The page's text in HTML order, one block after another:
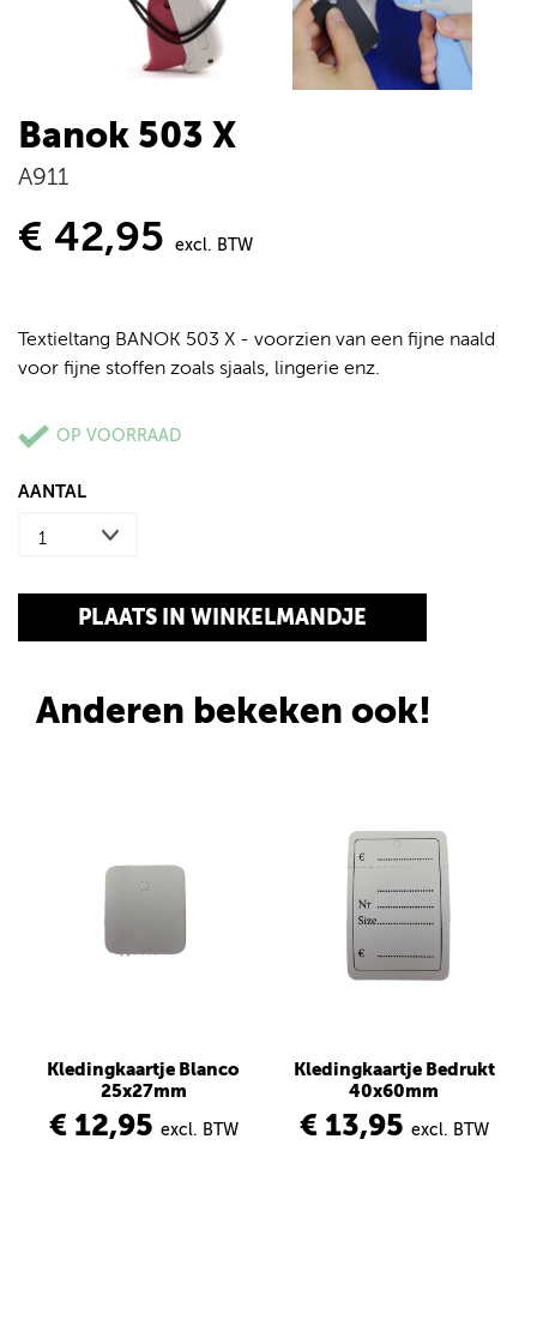
Banok 503 X
A911
€ 42,95 excl. BTW
Textieltang BANOK 503 X - voorzien van een fijne naald
voor fijne stoffen zoals sjaals, lingerie enz.
OP VOORRAAD
AANTAL
Anderen bekeken ook!
Kledingkaartje Blanco
25x27mm
€ 12,95 excl. BTW
Kledingkaartje Bedrukt
40x60mm
€ 13,95 excl. BTW